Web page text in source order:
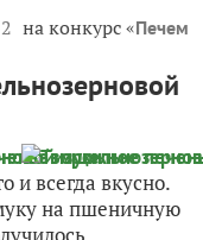
на конкурс «Печем
и всегда вкусно.
на пшеничную